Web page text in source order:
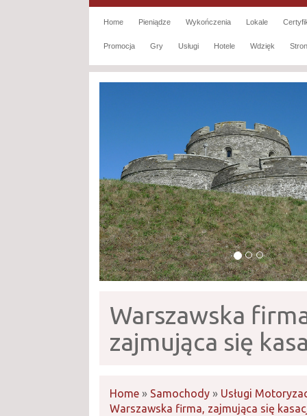
Home Pieniądze Wykończenia Lokale
Promocja Gry Usługi Hotele Wdzięk
Warszawska
zajmująca się
Home » Samochody » Usługi
Warszawska firma, zajmująca się